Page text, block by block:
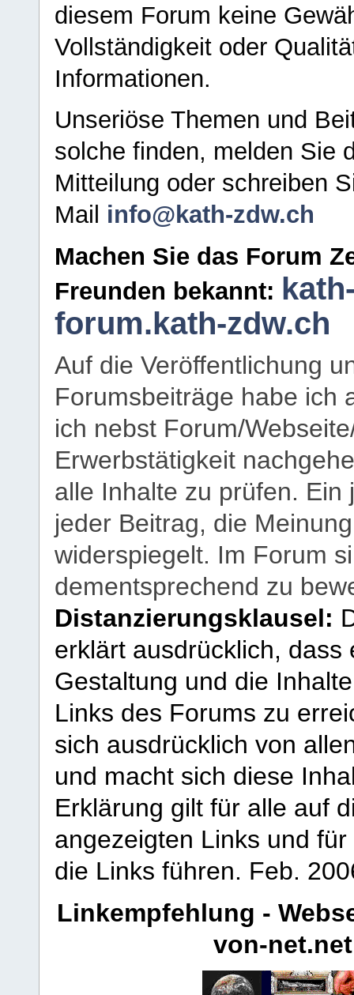
diesem Forum keine
Vollständigkeit oder
Informationen.
Unseriöse Themen und
solche finden, melden Sie
Mitteilung oder schreiben
Mail info@kath-zdw.ch
Machen Sie das Forum
Freunden bekannt:
forum.kath-zdw.ch
Auf die Veröffentlichung
Forumsbeiträge habe ich
ich nebst Forum/
Erwerbstätigkeit
alle Inhalte zu prüfen.
jeder Beitrag, die
widerspiegelt. Im Forum
dementsprechend zu
Distanzierungsklausel:
erklärt ausdrücklich,
Gestaltung und die
Links des Forums zu
sich ausdrücklich von
und macht sich diese
Erklärung gilt für alle auf
angezeigten Links und
die Links führen. Feb.
Linkempfehlung -
von-net.net